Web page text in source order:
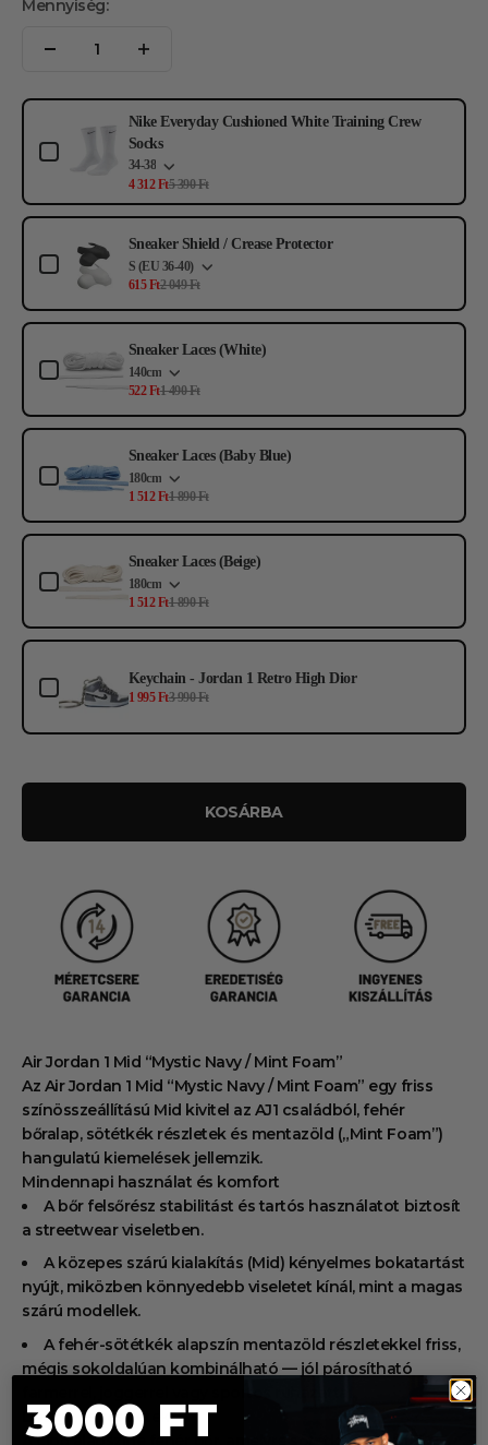
Mennyiség:
Use the Previous and Next buttons to navigate through product add-ons,
Nike Everyday Cushioned White Training Crew
Socks
34-38
4 312 Ft5 390 Ft
Sneaker Shield / Crease Protector
S (EU 36-40)
615 Ft2 049 Ft
Sneaker Laces (White)
140cm
522 Ft1 490 Ft
Sneaker Laces (Baby Blue)
180cm
1 512 Ft1 890 Ft
Sneaker Laces (Beige)
180cm
1 512 Ft1 890 Ft
Keychain - Jordan 1 Retro High Dior
1 995 Ft3 990 Ft
KOSÁRBA
Air Jordan 1 Mid “Mystic Navy / Mint Foam”
Az Air Jordan 1 Mid “Mystic Navy / Mint Foam” egy friss
színösszeállítású Mid kivitel az AJ1 családból, fehér
bőralap, sötétkék részletek és mentazöld („Mint Foam”)
hangulatú kiemelések jellemzik.
Mindennapi használat és komfort
A bőr felsőrész stabilitást és tartós használatot biztosít
a streetwear viseletben.
A közepes szárú kialakítás (Mid) kényelmes bokatartást
nyújt, miközben könnyedebb viseletet kínál, mint a magas
szárú modellek.
A fehér-sötétkék alapszín mentazöld részletekkel friss,
mégis sokoldalúan kombinálható — jól párosítható
Design és részletek
A cipő alapszíne fehér bőr, amelyre sötétkék („Mystic
3000 FT